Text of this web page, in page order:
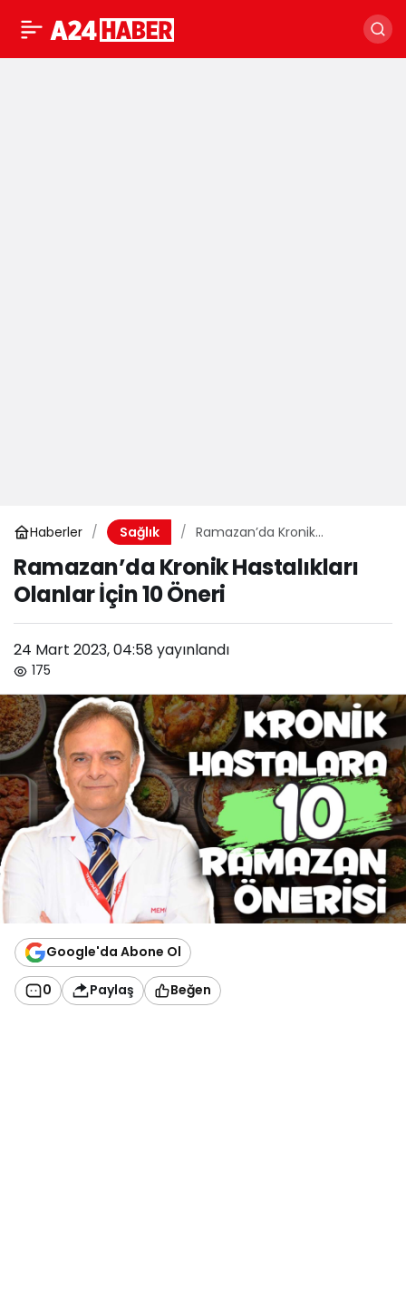
Haberler Sağlık
Ramazan’da Kronik
Öneri
Ramazan’da Kronik Hastalıkları
Olanlar İçin 10 Öneri
24 Mart 2023, 04:58 yayınlandı
175
Google'da Abone Ol
0 Paylaş Beğen